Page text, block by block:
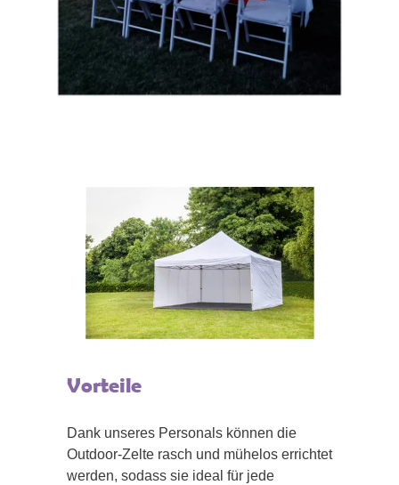
Vorteile
Dank unseres Personals können die
Outdoor-Zelte rasch und mühelos errichtet
werden, sodass sie ideal für jede